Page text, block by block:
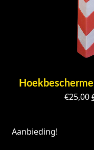
€25,00
Aanbieding!